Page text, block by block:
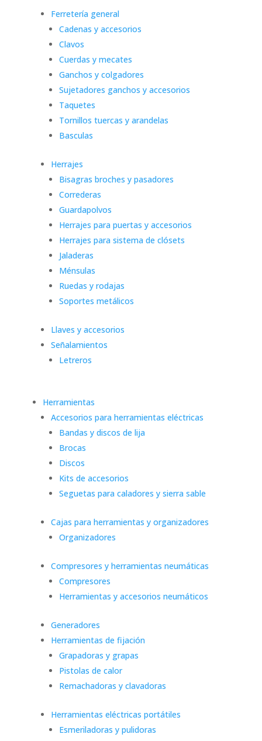
Ferretería general
Cadenas y accesorios
Clavos
Cuerdas y mecates
Ganchos y colgadores
Sujetadores ganchos y accesorios
Taquetes
Tornillos tuercas y arandelas
Basculas
Herrajes
Bisagras broches y pasadores
Correderas
Guardapolvos
Herrajes para puertas y accesorios
Herrajes para sistema de clósets
Jaladeras
Ménsulas
Ruedas y rodajas
Soportes metálicos
Llaves y accesorios
Señalamientos
Letreros
Herramientas
Accesorios para herramientas eléctricas
Bandas y discos de lija
Brocas
Discos
Kits de accesorios
Seguetas para caladores y sierra sable
Cajas para herramientas y organizadores
Organizadores
Compresores y herramientas neumáticas
Compresores
Herramientas y accesorios neumáticos
Generadores
Herramientas de fijación
Grapadoras y grapas
Pistolas de calor
Remachadoras y clavadoras
Herramientas eléctricas portátiles
Esmeriladoras y pulidoras